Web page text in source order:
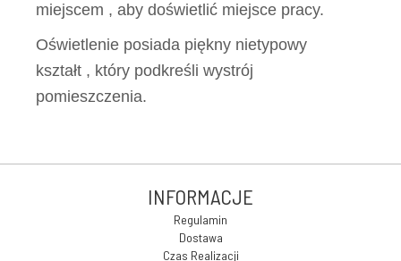
miejscem , aby doświetlić miejsce pracy.
Oświetlenie posiada piękny nietypowy
kształt , który podkreśli wystrój
pomieszczenia.
INFORMACJE
Regulamin
Dostawa
Czas Realizacji